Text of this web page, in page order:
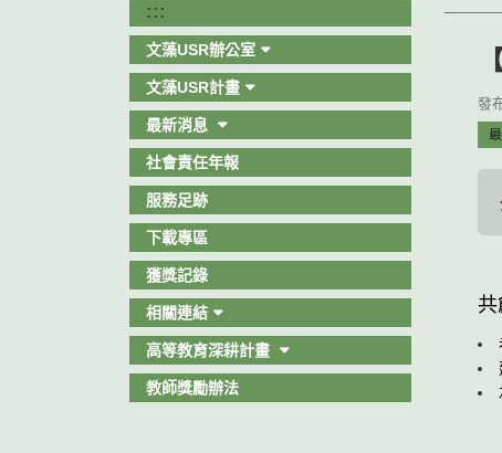
:::
文藻USR辦公室
文藻USR計畫
最新消息
社會責任年報
服務足跡
下載專區
獲獎記錄
相關連結
高等教育深耕計畫
教師獎勵辦法
發
共